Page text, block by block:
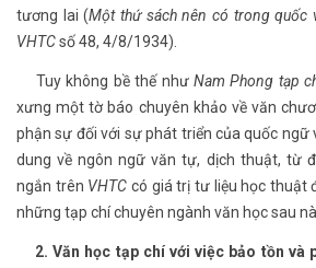
tương lai (Một thứ sách nên có trong quốc
VHTCsố 48, 4/8/1934).
Tuy không bề thế như Nam Phong tạp
xưng một tờ báo chuyên khảo về văn
phận sự đối với sự phát triển của quốc ngữ
dung về ngôn ngữ văn tự, dịch thuật, từ
ngắn trên VHTC có giá trị tư liệu học thuật
những tạp chí chuyên ngành văn học sau
2. Văn học tạp chí với việc bảo tồn và